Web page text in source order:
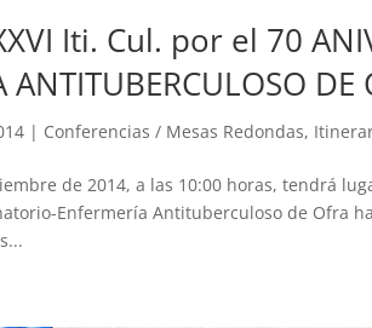
Iti. Cul. por el 70
ANTITUBERCULOSO DE
| Conferencias / Mesas Redondas,
de 2014, a las 10:00 horas, tendrá
Enfermería Antituberculoso de Ofra